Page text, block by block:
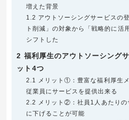
増えた背景
1.2 アウトソーシングサービスの
ト削減」の対象から「戦略的に活
シフトした
2 福利厚生のアウトソーシング
ット4つ
2.1
メリット①：豊富な福利厚生
従業員にサービスを提供出来る
2.2
メリット②：社員1人あたり
に下げることが可能